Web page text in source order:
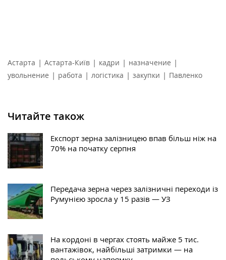
Астарта | Астарта-Київ | кадри | назначение |
увольнение | работа | логістика | закупки | Павленко
Читайте також
Експорт зерна залізницею впав більш ніж на
70% на початку серпня
Передача зерна через залізничні переходи із
Румунією зросла у 15 разів — УЗ
На кордоні в чергах стоять майже 5 тис.
вантажівок, найбільші затримки — на